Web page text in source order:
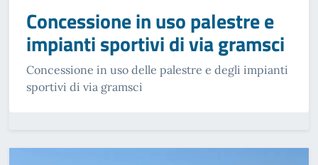
Concessione in uso palestre e
impianti sportivi di via gramsci
Concessione in uso delle palestre e degli impianti
sportivi di via gramsci